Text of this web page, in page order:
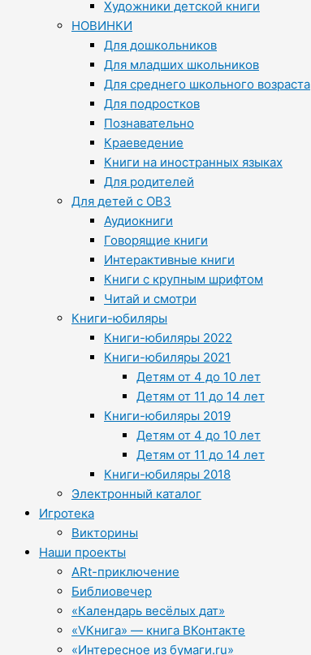
Художники детской книги
НОВИНКИ
Для дошкольников
Для младших школьников
Для среднего школьного возраста
Для подростков
Познавательно
Краеведение
Книги на иностранных языках
Для родителей
Для детей с ОВЗ
Аудиокниги
Говорящие книги
Интерактивные книги
Книги с крупным шрифтом
Читай и смотри
Книги-юбиляры
Книги-юбиляры 2022
Книги-юбиляры 2021
Детям от 4 до 10 лет
Детям от 11 до 14 лет
Книги-юбиляры 2019
Детям от 4 до 10 лет
Детям от 11 до 14 лет
Книги-юбиляры 2018
Электронный каталог
Игротека
Викторины
Наши проекты
ARt-приключение
Библиовечер
«Календарь весёлых дат»
«VКнига» — книга ВКонтакте
«Интересное из бумаги.ru»